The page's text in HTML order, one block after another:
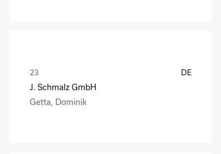
DE
J. Schmalz GmbH
Getta, Dominik